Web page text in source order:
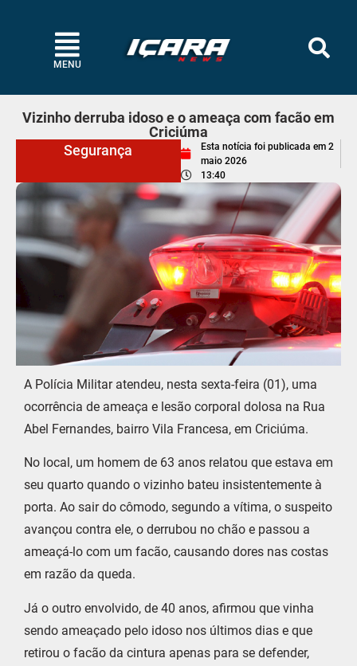
MENU
Vizinho derruba idoso e o ameaça com facão em
Criciúma
Segurança
Esta notícia foi publicada em 2
maio 2026
13:40
A Polícia Militar atendeu, nesta sexta-feira (01), uma
ocorrência de ameaça e lesão corporal dolosa na Rua
Abel Fernandes, bairro Vila Francesa, em Criciúma.
No local, um homem de 63 anos relatou que estava em
seu quarto quando o vizinho bateu insistentemente à
porta. Ao sair do cômodo, segundo a vítima, o suspeito
avançou contra ele, o derrubou no chão e passou a
ameaçá-lo com um facão, causando dores nas costas
em razão da queda.
Já o outro envolvido, de 40 anos, afirmou que vinha
sendo ameaçado pelo idoso nos últimos dias e que
retirou o facão da cintura apenas para se defender,